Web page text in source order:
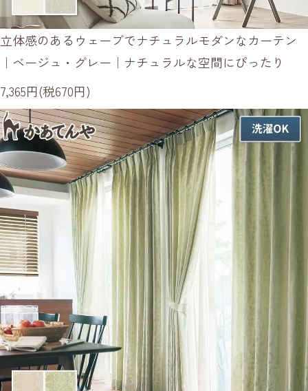
立体感のあるウェーブでナチュラルモダンなカーテン
｜ベージュ・グレー｜ナチュラルな空間にぴったり
7,365円(税670円)